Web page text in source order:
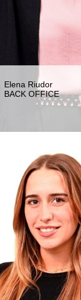
Elena Riudor
BACK OFFICE